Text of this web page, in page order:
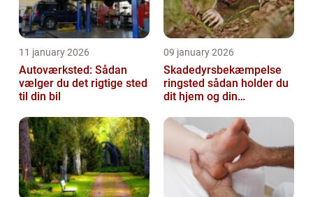
11 january 2026
Autoværksted: Sådan
vælger du det rigtige sted
til din bil
09 january 2026
Skadedyrsbekæmpelse
ringsted sådan holder du
dit hjem og din
gæster